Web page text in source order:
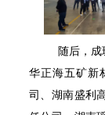
随后，
华正海五矿新
司、湖南盛利